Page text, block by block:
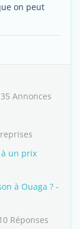
on peut
Annonces
un prix
à Ouaga ? -
Réponses